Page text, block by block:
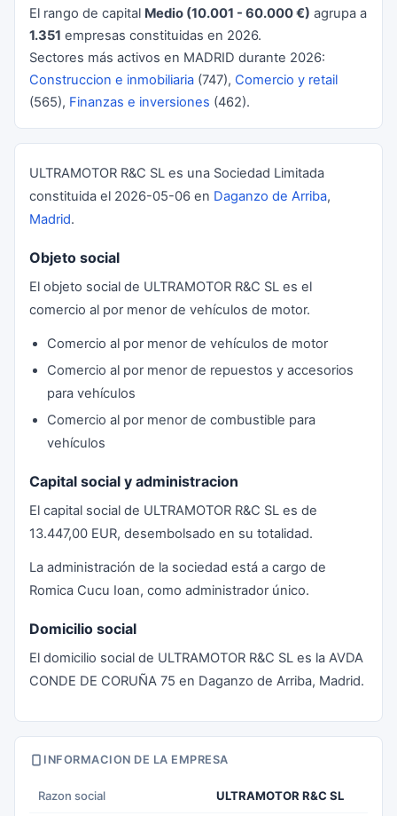
El rango de capital Medio (10.001 - 60.000 €) agrupa a
1.351 empresas constituidas en 2026.
Sectores más activos en MADRID durante 2026:
Construccion e inmobiliaria (747), Comercio y retail
(565), Finanzas e inversiones (462).
ULTRAMOTOR R&C SL es una Sociedad Limitada
constituida el 2026-05-06 en Daganzo de Arriba,
Madrid.
Objeto social
El objeto social de ULTRAMOTOR R&C SL es el
comercio al por menor de vehículos de motor.
Comercio al por menor de vehículos de motor
Comercio al por menor de repuestos y accesorios
para vehículos
Comercio al por menor de combustible para
vehículos
Capital social y administracion
El capital social de ULTRAMOTOR R&C SL es de
13.447,00 EUR, desembolsado en su totalidad.
La administración de la sociedad está a cargo de
Romica Cucu Ioan, como administrador único.
Domicilio social
El domicilio social de ULTRAMOTOR R&C SL es la AVDA
CONDE DE CORUÑA 75 en Daganzo de Arriba, Madrid.
INFORMACION DE LA EMPRESA
Razon social ULTRAMOTOR R&C SL